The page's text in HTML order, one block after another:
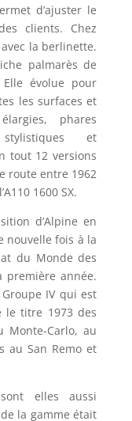
d’ajuster le
clients. Chez
la berlinette.
palmarès de
évolue pour
les surfaces et
phares
stylistiques et
tout 12 versions
route entre 1962
1600 SX.
d’Alpine en
nouvelle fois à la
du Monde des
première année.
Groupe IV qui est
le titre 1973 des
Monte-Carlo, au
au San Remo et
elles aussi
la gamme était